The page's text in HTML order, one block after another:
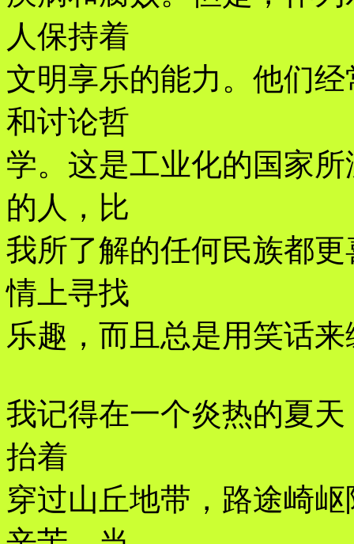
人保持着
文明享乐的能力。他们
和讨论哲
学。这是工业化的国家
的人，比
我所了解的任何民族都
情上寻找
乐趣，而且总是用笑话
我记得在一个炎热的夏
抬着
穿过山丘地带，路途崎